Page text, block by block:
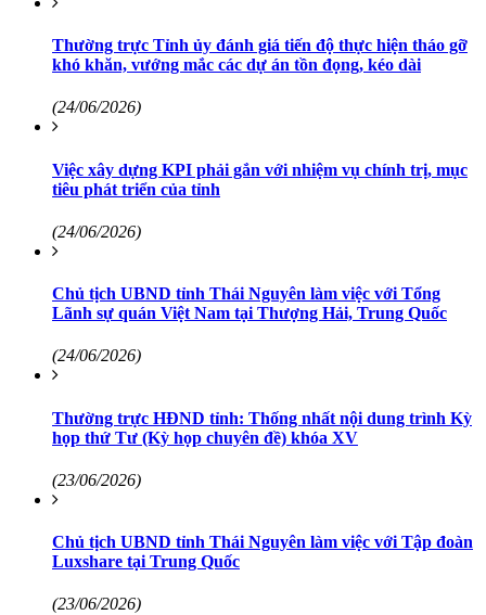
Thường trực Tỉnh ủy đánh giá tiến độ thực hiện tháo gỡ
khó khăn, vướng mắc các dự án tồn đọng, kéo dài
(24/06/2026)
Việc xây dựng KPI phải gắn với nhiệm vụ chính trị, mục
tiêu phát triển của tỉnh
(24/06/2026)
Chủ tịch UBND tỉnh Thái Nguyên làm việc với Tổng
Lãnh sự quán Việt Nam tại Thượng Hải, Trung Quốc
(24/06/2026)
Thường trực HĐND tỉnh: Thống nhất nội dung trình Kỳ
họp thứ Tư (Kỳ họp chuyên đề) khóa XV
(23/06/2026)
Chủ tịch UBND tỉnh Thái Nguyên làm việc với Tập đoàn
Luxshare tại Trung Quốc
(23/06/2026)